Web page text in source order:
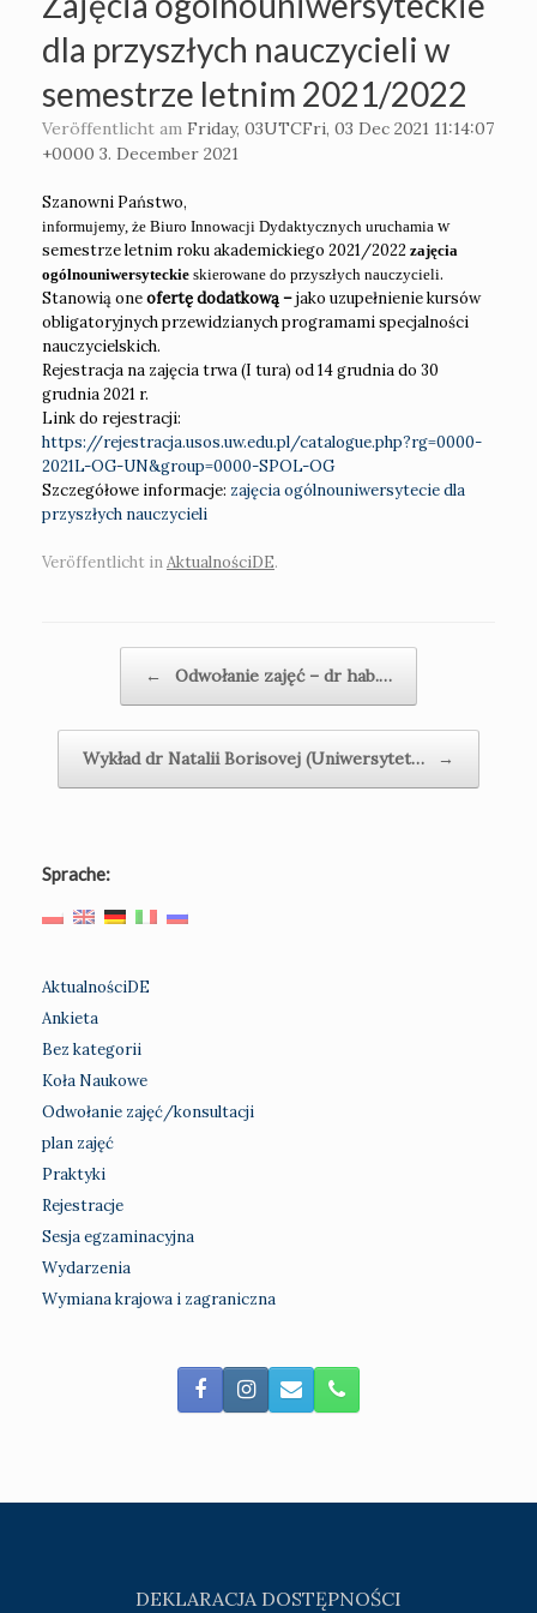
dla przyszłych nauczycieli w
semestrze letnim 2021/2022
Veröffentlicht am Friday, 03UTCFri, 03 Dec 2021 11:14:07
+0000 3. December 2021
Szanowni Państwo,
informujemy, że Biuro Innowacji Dydaktycznych uruchamia w
semestrze letnim roku akademickiego 2021/2022 zajęcia
ogólnouniwersyteckie skierowane do przyszłych nauczycieli.
Stanowią oneofertę dodatkową –jako uzupełnienie kursów
obligatoryjnych przewidzianych programami specjalności
nauczycielskich.
Rejestracja na zajęcia trwa (I tura) od 14 grudnia do 30
grudnia 2021 r.
Link do rejestracji:
https://rejestracja.usos.uw.edu.pl/catalogue.php?rg=0000-
2021L-OG-UN&group=0000-SPOL-OG
Szczegółowe informacje: zajęcia ogólnouniwersytecie dla
przyszłych nauczycieli
Veröffentlicht inAktualnościDE.
← Odwołanie zajęć – dr hab.…
Wykład dr Natalii Borisovej (Uniwersytet… →
Sprache:
AktualnościDE
Ankieta
Bez kategorii
Koła Naukowe
Odwołanie zajęć/konsultacji
plan zajęć
Praktyki
Rejestracje
Sesja egzaminacyjna
Wydarzenia
Wymiana krajowa i zagraniczna
DEKLARACJA DOSTĘPNOŚCI